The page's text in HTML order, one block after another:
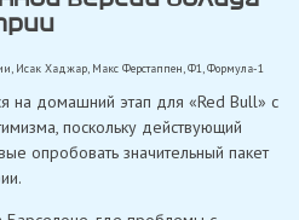
, Исак Хаджар, Макс Ферстаппен,Ф1,Формула-1
на домашний этап для «Red Bull» с
поскольку действующий
опробовать значительный пакет